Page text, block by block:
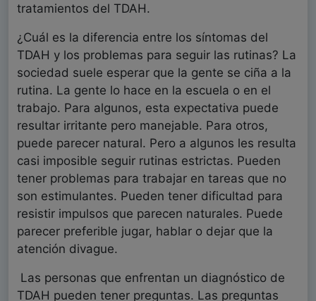
tratamientos del TDAH.
¿Cuál es la diferencia entre los síntomas del
TDAH y los problemas para seguir las rutinas? La
sociedad suele esperar que la gente se ciña a la
rutina. La gente lo hace en la escuela o en el
trabajo. Para algunos, esta expectativa puede
resultar irritante pero manejable. Para otros,
puede parecer natural. Pero a algunos les resulta
casi imposible seguir rutinas estrictas. Pueden
tener problemas para trabajar en tareas que no
son estimulantes. Pueden tener dificultad para
resistir impulsos que parecen naturales. Puede
parecer preferible jugar, hablar o dejar que la
atención divague.
Las personas que enfrentan un diagnóstico de
TDAH pueden tener preguntas. Las preguntas